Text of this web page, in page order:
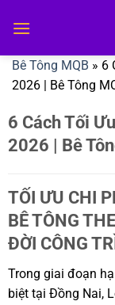
qua
dungBê Tông MQB » 6
2026 | Bê Tông
6 Cách Tối
2026 | Bê
TỐI ƯU CHI
BÊ TÔNG
ĐỜI CÔNG
Trong giai đoạn
biệt tại Đồng Nai,